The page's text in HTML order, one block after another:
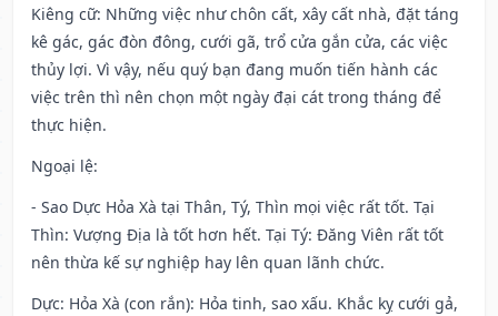
Kiêng cữ: Những việc như chôn cất, xây cất nhà, đặt táng
kê gác, gác đòn đông, cưới gã, trổ cửa gắn cửa, các việc
thủy lợi. Vì vậy, nếu quý bạn đang muốn tiến hành các
việc trên thì nên chọn một ngày đại cát trong tháng để
thực hiện.
Ngoại lệ:
- Sao Dực Hỏa Xà tại Thân, Tý, Thìn mọi việc rất tốt. Tại
Thìn: Vượng Địa là tốt hơn hết. Tại Tý: Đăng Viên rất tốt
nên thừa kế sự nghiệp hay lên quan lãnh chức.
Dực: Hỏa Xà (con rắn): Hỏa tinh, sao xấu. Khắc kỵ cưới gả,